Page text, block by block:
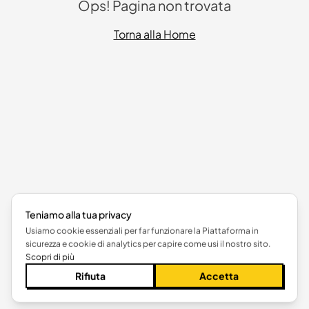
Ops! Pagina non trovata
Torna alla Home
Teniamo alla tua privacy
Usiamo cookie essenziali per far funzionare la Piattaforma in
sicurezza e cookie di analytics per capire come usi il nostro sito.
Scopri di più
Rifiuta Accetta